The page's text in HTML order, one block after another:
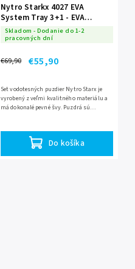
Nytro Starkx 4027 EVA
System Tray 3+1 - EVA
nádoba set
Skladom - Dodanie do 1-2
pracovných dní
€69,90 €55,90
Do košíka
Set vodotesných puzdier Nytro Starx je
vyrobený z veľmi kvalitného materiálu a
má dokonalé pevné švy. Puzdrá sú